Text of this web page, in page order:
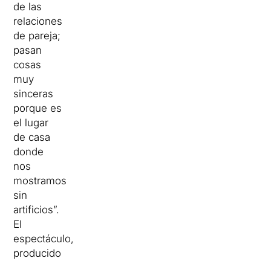
de las
relaciones
de pareja;
pasan
cosas
muy
sinceras
porque es
el lugar
de casa
donde
nos
mostramos
sin
artificios”.
El
espectáculo,
producido